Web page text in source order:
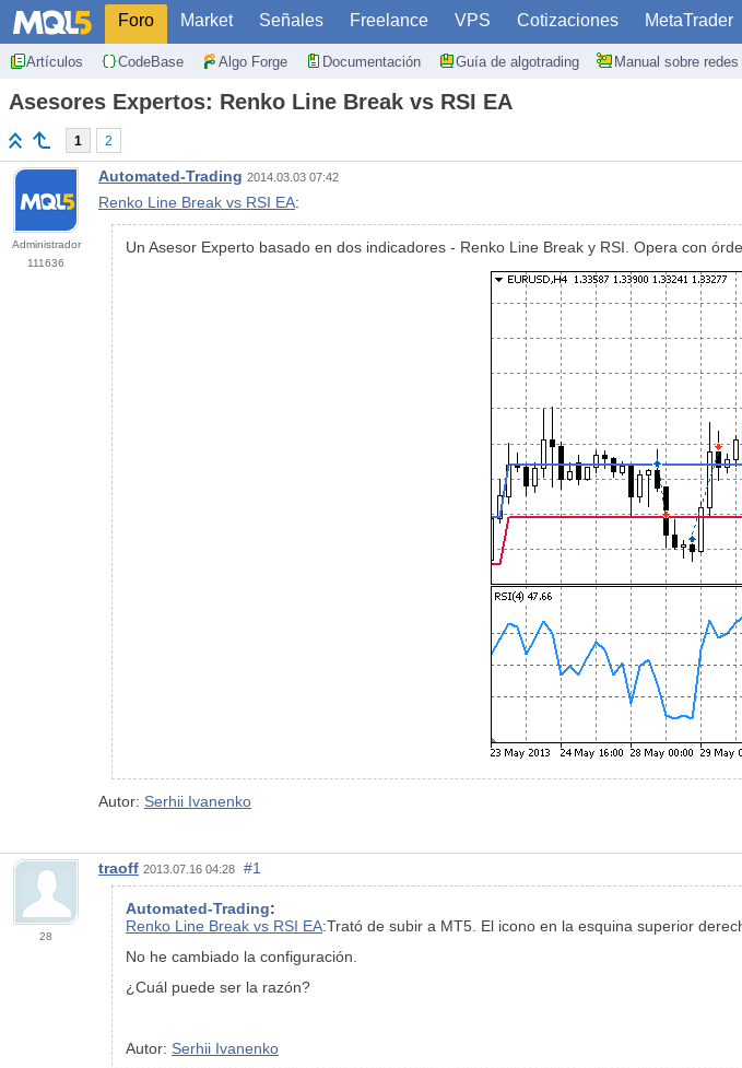
Foro Market Señales Freelance VPS Cotizaciones MetaTrader
Artículos CodeBase Algo Forge Documentación Guía de algotrading Manual sobre
Asesores Expertos: Renko Line Break vs RSI EA
1 2
Administrador
111636
Automated-Trading 2014.03.03 07:42
Renko Line Break vs RSI EA:
Un Asesor Experto basado en dos indicadores - Renko Line Break y RSI. Opera con
Autor: Serhii Ivanenko
28
traoff 2013.07.16 04:28 #1
Automated-Trading:
Renko Line Break vs RSI EA:Trató de subir a MT5. El icono en la esquina superior
No he cambiado la configuración.
¿Cuál puede ser la razón?
Autor: Serhii Ivanenko